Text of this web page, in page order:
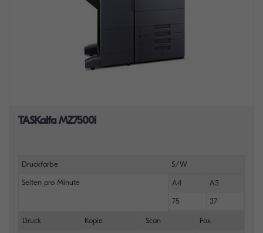
TASKalfa MZ7500i
Druckfarbe S/W
Seiten pro Minute A4 A3
75 37
Druck Kopie Scan Fax